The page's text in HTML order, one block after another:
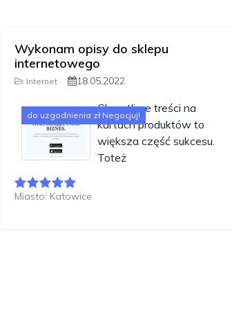
Wykonam opisy do sklepu
internetowego
Internet 18.05.2022
do uzgodnienia zł Negocjuj!
Chwytliwe treści na
kartach produktów to
większa część sukcesu.
Toteż
Miasto: Katowice